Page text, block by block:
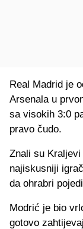
Real Madrid je
Arsenala u
sa visokih 3:0
pravo čudo.
Znali su
najiskusniji
da ohrabri
Modrić je bio
gotovo